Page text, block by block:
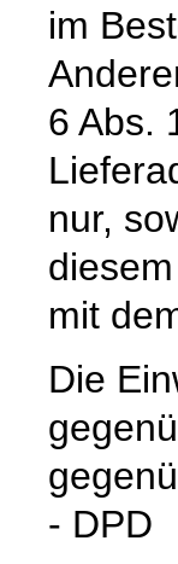
im
6 Abs.
nur,
mit
Die
- DPD